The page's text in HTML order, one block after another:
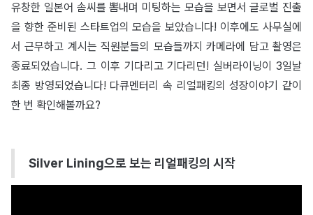
유창한 일본어 솜씨를 뽐내며 미팅하는 모습을 보면서 글로벌 진출
을 향한 준비된 스타트업의 모습을 보았습니다! 이후에도 사무실에
서 근무하고 계시는 직원분들의 모습들까지 카메라에 담고 촬영은
종료되었습니다. 그 이후 기다리고 기다리던! 실버라이닝이 3일날
최종 방영되었습니다! 다큐멘터리 속 리얼패킹의 성장이야기 같이
한 번 확인해볼까요?
Silver Lining으로 보는 리얼패킹의 시작